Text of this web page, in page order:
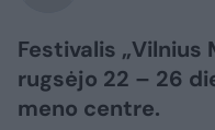
Festivalis „Vilnius
rugsėjo 22 – 26
meno centre.